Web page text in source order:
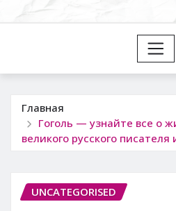
Главная
Гоголь — узнайте все о
великого русского писателя
UNCATEGORISED